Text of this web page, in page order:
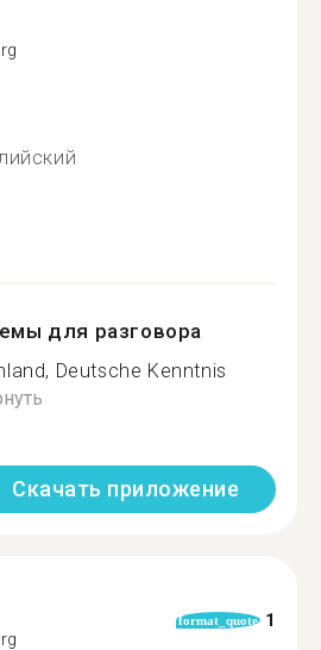
для разговора
Deutsche Kenntnis
Скачать приложение
format_quote 1